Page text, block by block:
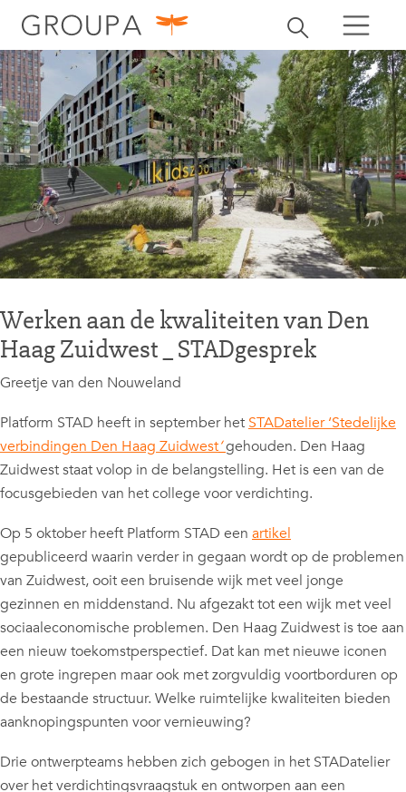
Zoekbalk
zoeken zoeken
Werken aan de kwaliteiten van Den
Haag Zuidwest _ STADgesprek
Greetje van den Nouweland
Platform STAD heeft in september het STADatelier ‘Stedelijke
verbindingen Den Haag Zuidwest‘gehouden. Den Haag
Zuidwest staat volop in de belangstelling. Het is een van de
focusgebieden van het college voor verdichting.
Op 5 oktober heeft Platform STAD een artikel
gepubliceerd waarin verder in gegaan wordt op de problemen
van Zuidwest, ooit een bruisende wijk met veel jonge
gezinnen en middenstand. Nu afgezakt tot een wijk met veel
sociaaleconomische problemen. Den Haag Zuidwest is toe aan
een nieuw toekomstperspectief. Dat kan met nieuwe iconen
en grote ingrepen maar ook met zorgvuldig voortborduren op
de bestaande structuur. Welke ruimtelijke kwaliteiten bieden
aanknopingspunten voor vernieuwing?
Drie ontwerpteams hebben zich gebogen in het STADatelier
over het verdichtingsvraagstuk en ontworpen aan een